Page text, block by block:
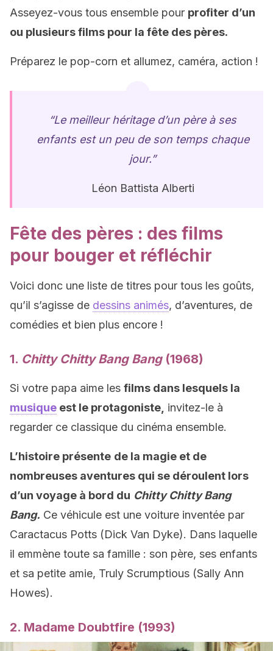
Asseyez-vous tous ensemble pour profiter d’un
ou plusieurs films pour la fête des pères.
Préparez le pop-corn et allumez, caméra, action !
“Le meilleur héritage d’un père à ses
enfants est un peu de son temps chaque
jour.”
Léon Battista Alberti
Fête des pères : des films
pour bouger et réfléchir
Voici donc une liste de titres pour tous les goûts,
qu’il s’agisse de dessins animés, d’aventures, de
comédies et bien plus encore !
1. Chitty Chitty Bang Bang(1968)
Si votre papa aime les films dans lesquels la
musique est le protagoniste, invitez-le à
regarder ce classique du cinéma ensemble.
L’histoire présente de la magie et de
nombreuses aventures qui se déroulent lors
d’un voyage à bord du Chitty Chitty Bang
Bang. Ce véhicule est une voiture inventée par
Caractacus Potts (Dick Van Dyke). Dans laquelle
il emmène toute sa famille : son père, ses enfants
et sa petite amie, Truly Scrumptious (Sally Ann
Howes).
2. Madame Doubtfire (1993)